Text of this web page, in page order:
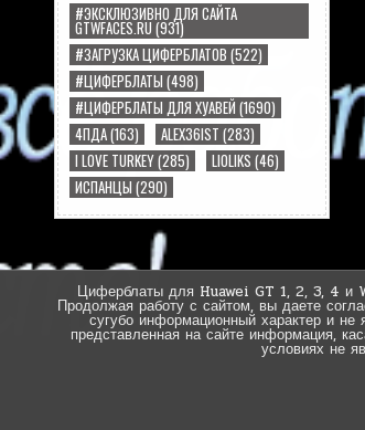
#ЭКСКЛЮЗИВНО ДЛЯ САЙТА
GTWFACES.RU(931)
#ЗАГРУЗКА ЦИФЕРБЛАТОВ (522)
#ЦИФЕРБЛАТЫ (498)
#ЦИФЕРБЛАТЫ ДЛЯ ХУАВЕЙ (1690)
4ПДА(163) ALEX36IST (283)
I LOVE TURKEY(285) LIOLIKS (46)
ИСПАНЦЫ (290)
Циферблаты для Huawei GT 1, 2, 3, 4 и
Продолжая работу с сайтом, вы даете
сугубо информационный характер и
представленная на сайте информация,
условиях не